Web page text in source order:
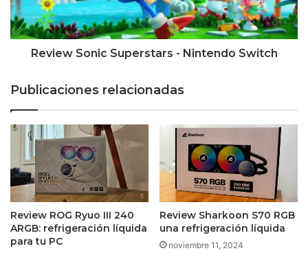
Review Sonic Superstars - Nintendo Switch
Publicaciones relacionadas
Review ROG Ryuo III 240
ARGB: refrigeración líquida
para tu PC
Review Sharkoon S70 RGB
una refrigeración líquida
noviembre 11, 2024